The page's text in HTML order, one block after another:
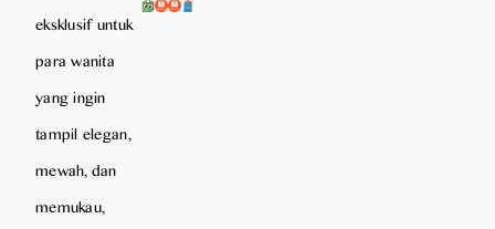
eksklusif untuk
para wanita
yang ingin
tampil elegan,
mewah, dan
memukau,